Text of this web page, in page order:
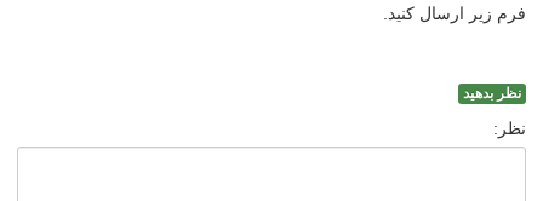
فرم زیر ارسال کنید.
نظر بدهید
نظر: